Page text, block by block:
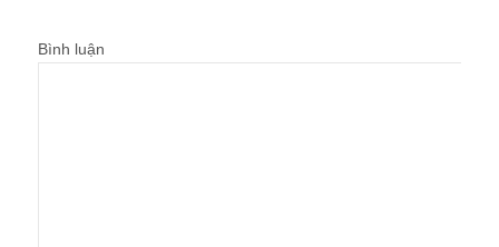
Bình luận